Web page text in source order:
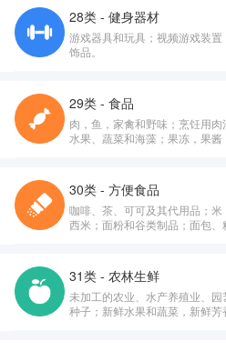
28类 - 健身器材
游戏器具和玩具；视频游戏装
饰品。
29类 - 食品
肉，鱼，家禽和野味；烹饪用
水果、蔬菜和海藻；果冻，果酱
30类 - 方便食品
咖啡、茶、可可及其代用品；
西米；面粉和谷类制品；面包、
冰（冻结的水）。
31类 - 农林生鲜
未加工的农业、水产养殖业、
种子；新鲜水果和蔬菜，新鲜芳